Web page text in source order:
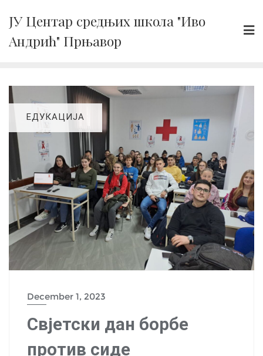
content
ЈУ Центар средњих школа "Иво
Андрић" Прњавор
ЕДУКАЦИЈА
December 1, 2023
Свјетски дан борбе
против сиде